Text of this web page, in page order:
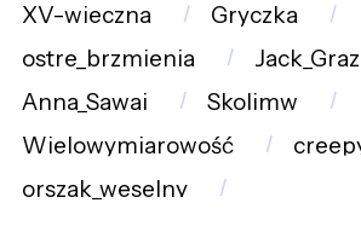
XV-wieczna
Gryczka
ostre_brzmienia
Anna_Sawai
Skolimw
Wielowymiarowość
orszak_weselny